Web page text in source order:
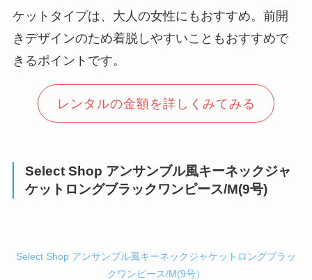
ケットタイプは、大人の女性にもおすすめ。前開
きデザインのため着脱しやすいこともおすすめで
きるポイントです。
レンタルの金額を詳しくみてみる
Select Shop アンサンブル風キーネックジャ
ケットロングブラックワンピース/M(9号)
Select Shop アンサンブル風キーネックジャケットロングブラッ
クワンピース/M(9号）